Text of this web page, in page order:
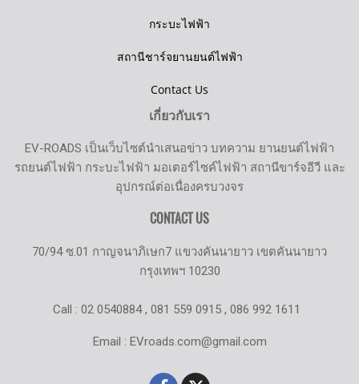
กระบะไฟฟ้า
สถานีชาร์จยานยนต์ไฟฟ้า
Contact Us
เกี่ยวกับเรา
EV-ROADS เป็นเว็บไซต์นำเสนอข่าว บทความ ยานยนต์ไฟฟ้า
รถยนต์ไฟฟ้า กระบะไฟฟ้า มอเตอร์ไซค์ไฟฟ้า สถานีขาร์จอีวี และ
อุปกรณ์ต่อเนื่องครบวงจร
CONTACT US
70/94 ซ.01 กาญจนาภิเษก7 แขวงคันนายาว เขตคันนายาว
กรุงเทพฯ 10230
Call : 02 0540884 , 081 559 0915 , 086 992 1611
Email : EVroads.com@gmail.com